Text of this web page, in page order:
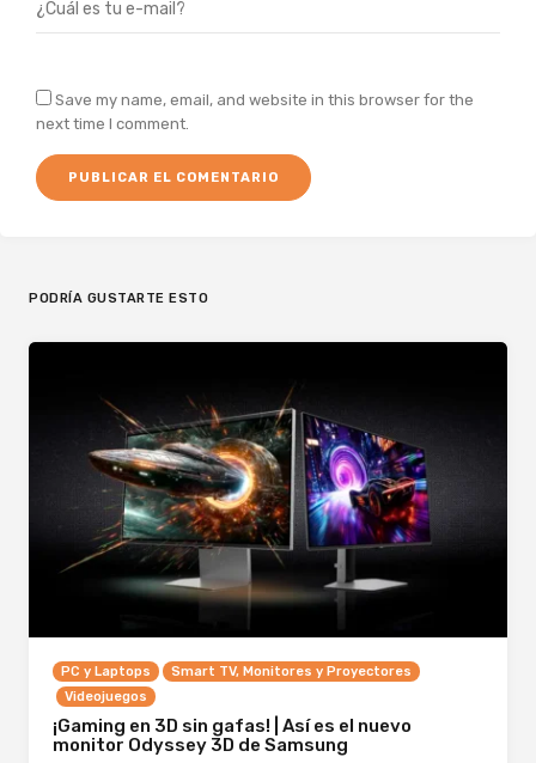
Save my name, email, and website in this browser for the
next time I comment.
PODRÍA GUSTARTE ESTO
PC y Laptops
Smart TV, Monitores y Proyectores
Videojuegos
¡Gaming en 3D sin gafas! | Así es el nuevo
monitor Odyssey 3D de Samsung